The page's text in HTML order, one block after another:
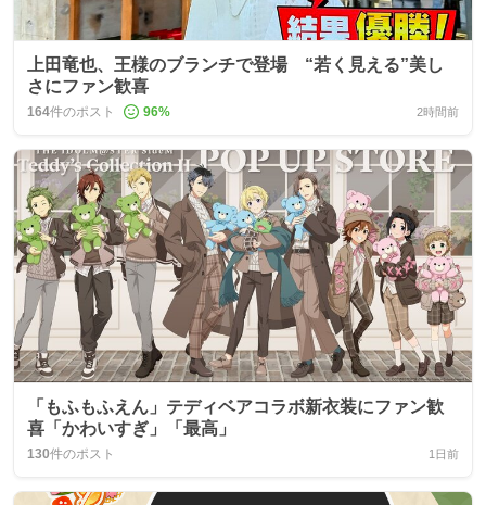
上田竜也、王様のブランチで登場 “若く見える”美し
さにファン歓喜
164件のポスト 96% 2時間前
「もふもふえん」テディベアコラボ新衣装にファン歓
喜「かわいすぎ」「最高」
130件のポスト 1日前